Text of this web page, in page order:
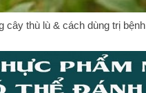
cây thù lù & cách dùng trị bệnh